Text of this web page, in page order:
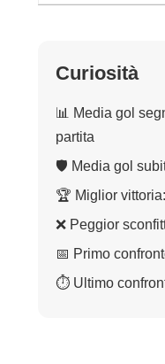
Curiosità
📊 Media gol
partita
🛡 Media gol
🏆 Miglior vittoria:
❌ Peggior
📅 Primo
⏱ Ultimo